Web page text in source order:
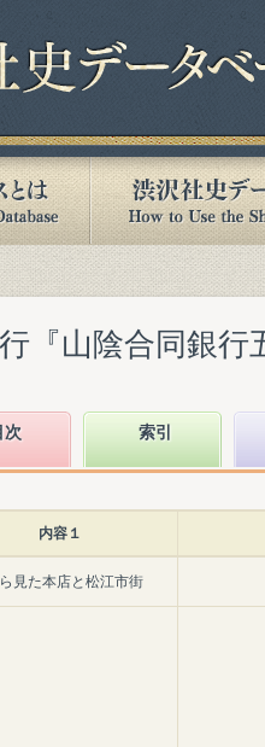
『山陰合同銀行
次 索引
内容１
見た本店と松江市街